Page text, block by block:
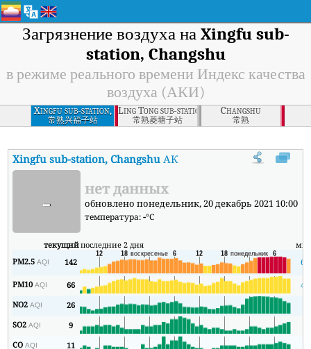
Загрязнение воздуха на Xingfu sub-
station, Changshu
в режиме реального времени Индекс качества
воздуха (АКИ)
Xingfu sub-station,
Changshu
常熟兴福子站
Ling Tong sub-station, Changshu
常熟菱塘子站
Changshu
常熟
Xingfu sub-station, Changshu АКИ В режиме реального
- нет данных
обновлено понедельник, 20 декабрь 2021 10:00
температура:-°C
текущийпоследние 2 дня
PM2.5AQI 142 68
PM10AQI 66
47
NO2AQI 26
SO2AQI 9
COAQI 11